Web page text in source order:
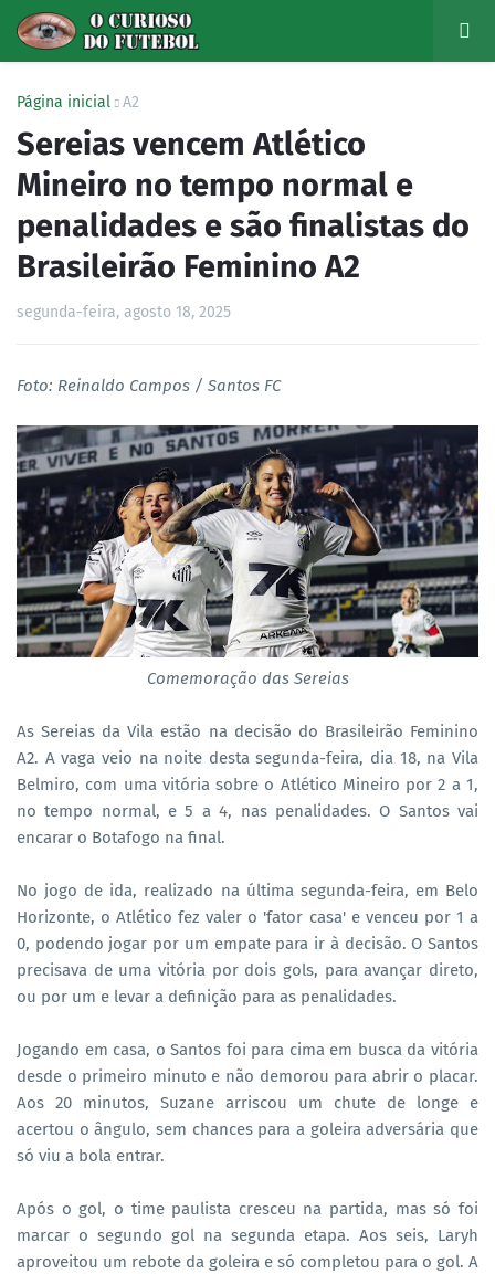
Página inicial A2
Sereias vencem Atlético
Mineiro no tempo normal e
penalidades e são finalistas do
Brasileirão Feminino A2
segunda-feira, agosto 18, 2025
Foto: Reinaldo Campos / Santos FC
Comemoração das Sereias
As Sereias da Vila estão na decisão do Brasileirão Feminino
A2. A vaga veio na noite desta segunda-feira, dia 18, na Vila
Belmiro, com uma vitória sobre o Atlético Mineiro por 2 a 1,
no tempo normal, e 5 a 4, nas penalidades. O Santos vai
encarar o Botafogo na final.
No jogo de ida, realizado na última segunda-feira, em Belo
Horizonte, o Atlético fez valer o 'fator casa' e venceu por 1 a
0, podendo jogar por um empate para ir à decisão. O Santos
precisava de uma vitória por dois gols, para avançar direto,
ou por um e levar a definição para as penalidades.
Jogando em casa, o Santos foi para cima em busca da vitória
desde o primeiro minuto e não demorou para abrir o placar.
Aos 20 minutos, Suzane arriscou um chute de longe e
acertou o ângulo, sem chances para a goleira adversária que
só viu a bola entrar.
Após o gol, o time paulista cresceu na partida, mas só foi
marcar o segundo gol na segunda etapa. Aos seis, Laryh
aproveitou um rebote da goleira e só completou para o gol. A